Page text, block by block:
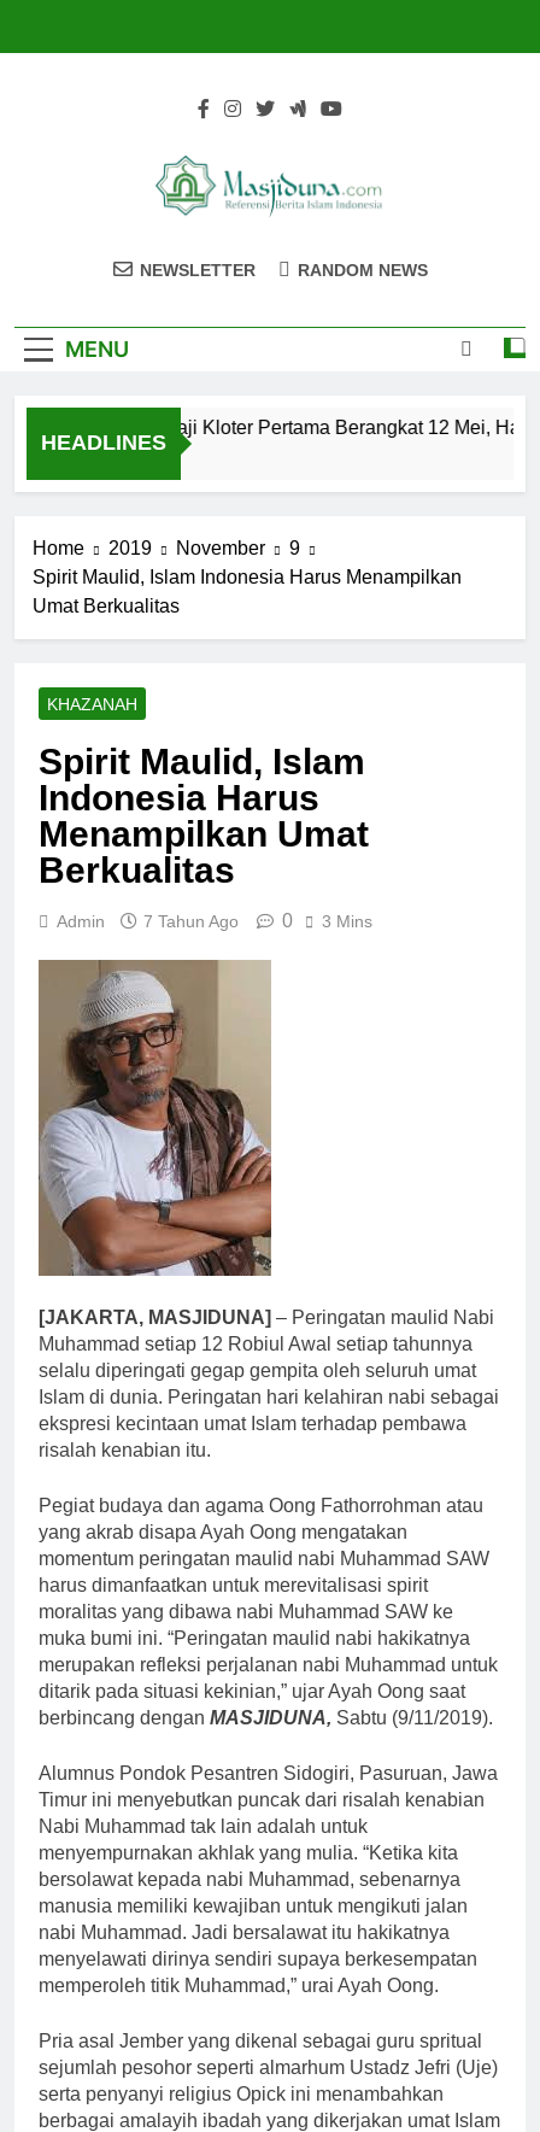
Masjiduna
NEWSLETTER RANDOM NEWS
MENU
HEADLINES
Calon Jemaah Haji Kloter Pertama Berangkat 12 Mei, Hati-
Home 2019 November
9
Spirit Maulid, Islam Indonesia Harus Menampilkan
Umat Berkualitas
KHAZANAH
Spirit Maulid, Islam
Indonesia Harus
Menampilkan Umat
Berkualitas
Admin 7 Tahun Ago 0 3 Mins
[JAKARTA, MASJIDUNA] – Peringatan maulid Nabi
Muhammad setiap 12 Robiul Awal setiap tahunnya
selalu diperingati gegap gempita oleh seluruh umat
Islam di dunia. Peringatan hari kelahiran nabi sebagai
ekspresi kecintaan umat Islam terhadap pembawa
risalah kenabian itu.
Pegiat budaya dan agama Oong Fathorrohman atau
yang akrab disapa Ayah Oong mengatakan
momentum peringatan maulid nabi Muhammad SAW
harus dimanfaatkan untuk merevitalisasi spirit
moralitas yang dibawa nabi Muhammad SAW ke
muka bumi ini. “Peringatan maulid nabi hakikatnya
merupakan refleksi perjalanan nabi Muhammad untuk
ditarik pada situasi kekinian,” ujar Ayah Oong saat
berbincang dengan MASJIDUNA, Sabtu (9/11/2019).
Alumnus Pondok Pesantren Sidogiri, Pasuruan, Jawa
Timur ini menyebutkan puncak dari risalah kenabian
Nabi Muhammad tak lain adalah untuk
menyempurnakan akhlak yang mulia. “Ketika kita
bersolawat kepada nabi Muhammad, sebenarnya
manusia memiliki kewajiban untuk mengikuti jalan
nabi Muhammad. Jadi bersalawat itu hakikatnya
menyelawati dirinya sendiri supaya berkesempatan
memperoleh titik Muhammad,” urai Ayah Oong.
Pria asal Jember yang dikenal sebagai guru spritual
sejumlah pesohor seperti almarhum Ustadz Jefri (Uje)
serta penyanyi religius Opick ini menambahkan
berbagai amalayih ibadah yang dikerjakan umat Islam